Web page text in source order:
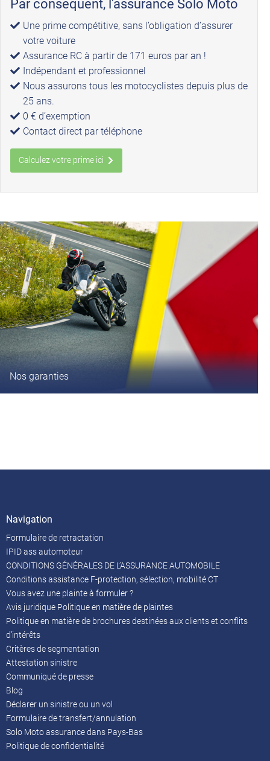
Par conséquent, l'assurance Solo Moto
Une prime compétitive, sans l’obligation d’assurer
votre voiture
Assurance RC à partir de 171 euros par an !
Indépendant et professionnel
Nous assurons tous les motocyclistes depuis plus de
25 ans.
0 € d’exemption
Contact direct par téléphone
Calculez votre prime ici
Nos garanties
Navigation
Formulaire de retractation
IPID ass automoteur
CONDITIONS GÉNÉRALES DE L’ASSURANCE AUTOMOBILE
Conditions assistance F-protection, sélection, mobilité CT
Vous avez une plainte à formuler ?
Avis juridique Politique en matière de plaintes
Politique en matière de brochures destinées aux clients et conflits
d’intérêts
Critères de segmentation
Attestation sinistre
Communiqué de presse
Blog
Déclarer un sinistre ou un vol
Formulaire de transfert/annulation
Solo Moto assurance dans Pays-Bas
Politique de confidentialité